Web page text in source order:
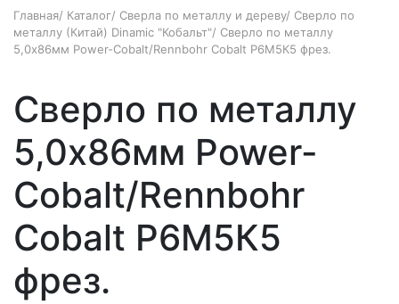
Главная/ Каталог/ Сверла по металлу и дереву/ Сверло по
металлу (Китай) Dinamic "Кобальт"/ Сверло по металлу
5,0х86мм Power-Cobalt/Rennbohr Cobalt Р6М5К5 фрез.
Сверло по металлу
5,0х86мм Power-
Cobalt/Rennbohr
Cobalt Р6М5К5
фрез.